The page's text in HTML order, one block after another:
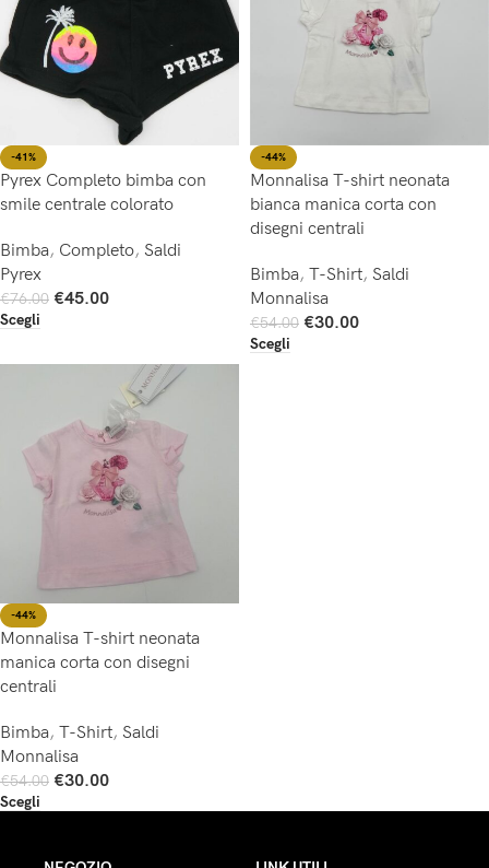
-41%
Pyrex Completo bimba con
smile centrale colorato
Bimba, Completo, Saldi
Pyrex
€76.00 €45.00
Scegli
-44%
Monnalisa T-shirt neonata
bianca manica corta con
disegni centrali
Bimba, T-Shirt, Saldi
Monnalisa
€54.00 €30.00
Scegli
-44%
Monnalisa T-shirt neonata
manica corta con disegni
centrali
Bimba, T-Shirt, Saldi
Monnalisa
€54.00 €30.00
Scegli